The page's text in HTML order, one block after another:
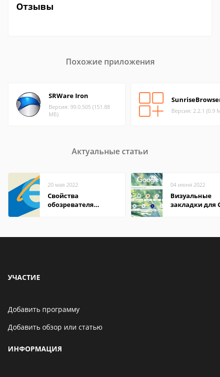
Отзывы
Похожие приложения
SRWare Iron
Версия: 99.0.505 (151.88
МБ)
Версия: 2.2.1 (0.9
Актуальные статьи
20 мая 2022
Свойства
обозревателя
04 июня 2022
Визуальные
закладки для
УЧАСТИЕ
Добавить программу
Добавить обзор или статью
ИНФОРМАЦИЯ